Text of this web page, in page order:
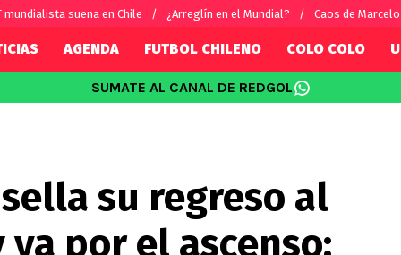
mundialista suena en Chile ¿Arreglín en el Mundial? Caos de
por el mundo
Fútbol Argentino
Fútbol Brasileño
Conference
Ligue 1
Premier
AGENDA FUTBOL CHILENO COLO COLO
SUMATE AL CANAL DE REDGOL
su regreso al
por el ascenso: